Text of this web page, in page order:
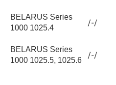
BELARUS Series
1000 1025.4
/-/
BELARUS Series
1000 1025.5, 1025.6
/-/